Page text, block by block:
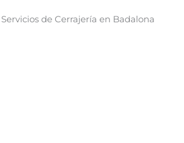
de Cerrajería en Badalona